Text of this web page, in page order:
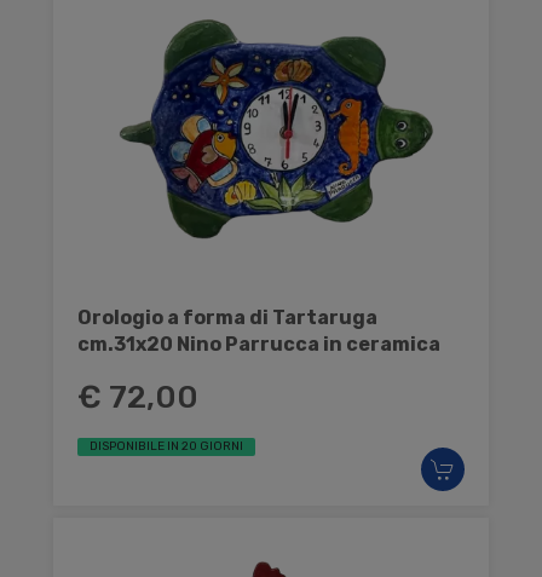
Orologio a forma di Tartaruga
cm.31x20 Nino Parrucca in ceramica
€ 72,00
DISPONIBILE IN 20 GIORNI